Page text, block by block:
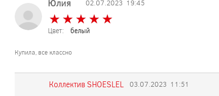
Юлия 02.07.2023 19:45
★ ★ ★ ★ ★
★ ★ ★ ★ ★
Цвет: белый
Купила, все классно
Коллектив SHOESLEL 03.07.2023 11:51